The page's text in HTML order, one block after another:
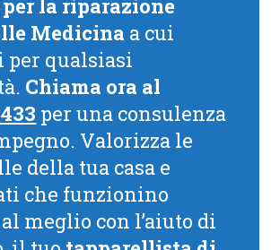
la riparazione
Medicina a cui
per qualsiasi
Chiama ora al
per una consulenza
Valorizza le
della tua casa e
che funzionino
meglio con l’aiuto di